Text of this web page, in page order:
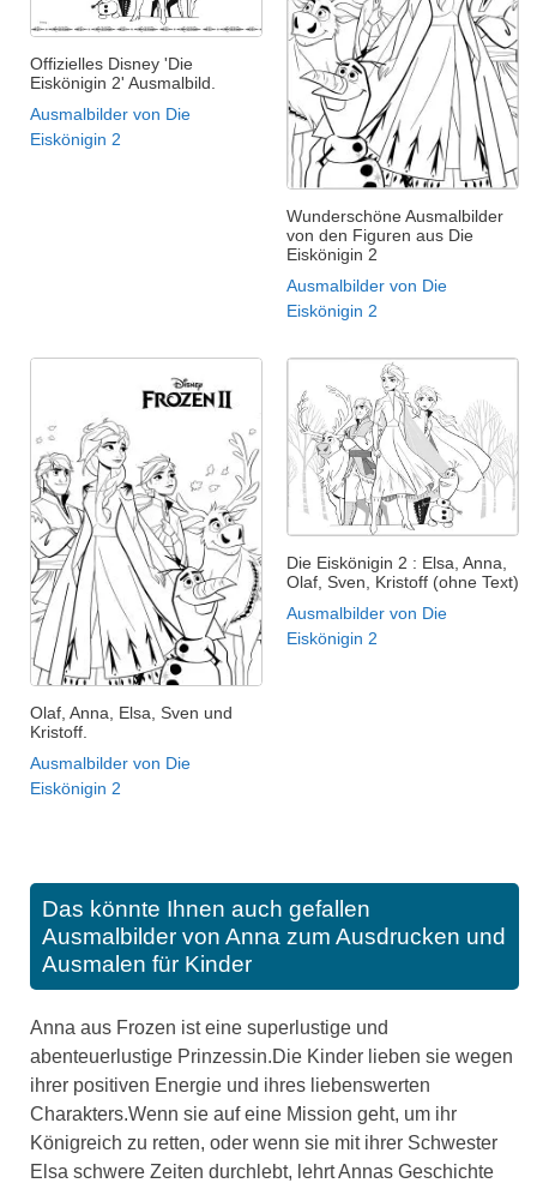
Offizielles Disney 'Die
Eiskönigin 2' Ausmalbild.
Ausmalbilder von Die
Eiskönigin 2
Wunderschöne Ausmalbilder
von den Figuren aus Die
Eiskönigin 2
Ausmalbilder von Die
Eiskönigin 2
Olaf, Anna, Elsa, Sven und
Kristoff.
Ausmalbilder von Die
Eiskönigin 2
Die Eiskönigin 2 : Elsa, Anna,
Olaf, Sven, Kristoff (ohne Text)
Ausmalbilder von Die
Eiskönigin 2
Das könnte Ihnen auch gefallen
Ausmalbilder von Anna zum Ausdrucken und
Ausmalen für Kinder
Anna aus Frozen ist eine superlustige und
abenteuerlustige Prinzessin.Die Kinder lieben sie wegen
ihrer positiven Energie und ihres liebenswerten
Charakters.Wenn sie auf eine Mission geht, um ihr
Königreich zu retten, oder wenn sie mit ihrer Schwester
Elsa schwere Zeiten durchlebt, lehrt Annas Geschichte